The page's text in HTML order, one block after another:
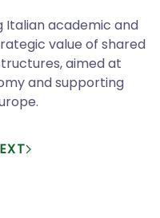
Italian academic and
value of shared
aimed at
and supporting